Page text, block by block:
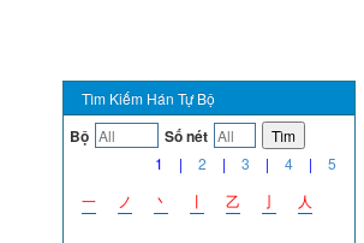
Tìm Kiếm Hán Tự Bộ
Bộ Số nét
Tìm
1
| 2 | 3 | 4 |
5
一
ノ 丶 丨 乙 亅 人